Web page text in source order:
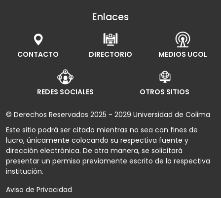
Enlaces
CONTACTO DIRECTORIO MEDIOS UCOL
REDES SOCIALES OTROS SITIOS
© Derechos Reservados 2025 - 2029 Universidad de Colima
Este sitio podrá ser citado mientras no sea con fines de
lucro, únicamente colocando su respectiva fuente y
dirección electrónica. De otra manera, se solicitará
presentar un permiso previamente escrito de la respectiva
institución.
Aviso de Privacidad